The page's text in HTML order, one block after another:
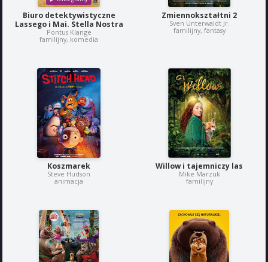
Biuro detektywistyczne
Lassego i Mai. Stella Nostra
Pontus Klange
familijny, komedia
Zmiennokształtni 2
Sven Unterwaldt Jr.
familijny, fantasy
Koszmarek
Steve Hudson
animacja
Willow i tajemniczy las
Mike Marzuk
familijny